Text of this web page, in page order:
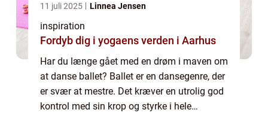
11 juli 2025 Linnea Jensen
inspiration
Fordyb dig i yogaens verden i Aarhus
Har du længe gået med en drøm i maven om
at danse ballet? Ballet er en dansegenre, der
er svær at mestre. Det kræver en utrolig god
kontrol med sin krop og styrke i hele